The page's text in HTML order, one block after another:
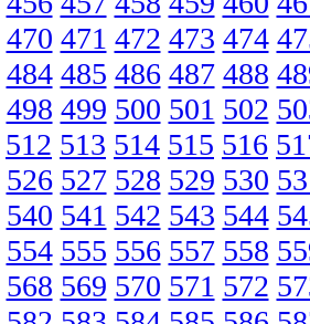
470 471 472 473 474
484 485 486 487 488
498 499 500 501 502
512 513 514 515 516
526 527 528 529 530
540 541 542 543 544
554 555 556 557 558
568 569 570 571 572